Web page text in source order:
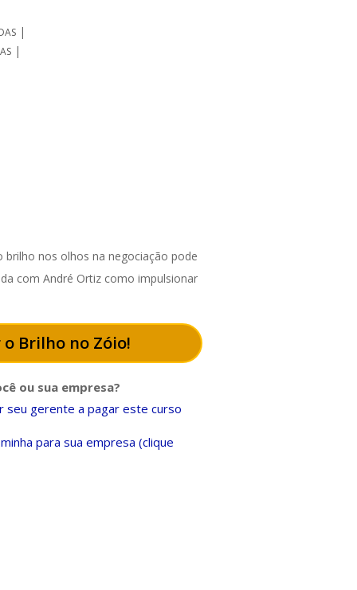
|
|
brilho nos olhos na negociação pode
com André Ortiz como impulsionar
Brilho no Zóio!
ou sua empresa?
seu gerente a pagar este curso
para sua empresa (clique